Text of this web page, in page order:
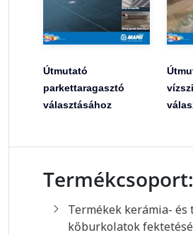
Útmutató
parkettaragasztó
választásához
Termékcsoport:
Termékek kerámia- és
kőburkolatok